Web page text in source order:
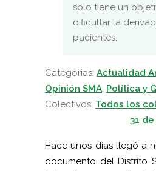
solo tiene un
dificultar la
pacientes.
Categorias: Actualidad
Opinión SMA, Política y
Colectivos: Todos los
31
Hace unos días llegó a
documento del Distrito